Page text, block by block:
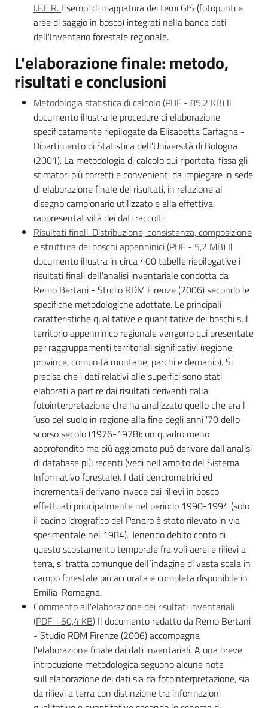
I.F.E.R. Esempi di mappatura dei temi GIS (fotopunti e
aree di saggio in bosco) integrati nella banca dati
dell'Inventario forestale regionale.
L'elaborazione finale: metodo,
risultati e conclusioni
Metodologia statistica di calcolo(PDF - 85,2 KB) Il
documento illustra le procedure di elaborazione
specificatamente riepilogate da Elisabetta Carfagna -
Dipartimento di Statistica dell'Università di Bologna
(2001). La metodologia di calcolo qui riportata, fissa gli
stimatori più corretti e convenienti da impiegare in sede
di elaborazione finale dei risultati, in relazione al
disegno campionario utilizzato e alla effettiva
rappresentatività dei dati raccolti.
Risultati finali. Distribuzione, consistenza, composizione
e struttura dei boschi appenninici(PDF - 5,2 MB) Il
documento illustra in circa 400 tabelle riepilogative i
risultati finali dell'analisi inventariale condotta da
Remo Bertani - Studio RDM Firenze (2006) secondo le
specifiche metodologiche adottate. Le principali
caratteristiche qualitative e quantitative dei boschi sul
territorio appenninico regionale vengono qui presentate
per raggruppamenti territoriali significativi (regione,
province, comunità montane, parchi e demanio). Si
precisa che i dati relativi alle superfici sono stati
elaborati a partire dai risultati derivanti dalla
fotointerpretazione che ha analizzato quello che era l
´uso del suolo in regione alla fine degli anni '70 dello
scorso secolo (1976-1978): un quadro meno
approfondito ma più aggiornato può derivare dall'analisi
di database più recenti (vedi nell'ambito del Sistema
Informativo forestale). I dati dendrometrici ed
incrementali derivano invece dai rilievi in bosco
effettuati principalmente nel periodo 1990-1994 (solo
il bacino idrografico del Panaro è stato rilevato in via
sperimentale nel 1984). Tenendo debito conto di
questo scostamento temporale fra voli aerei e rilievi a
terra, si tratta comunque dell´indagine di vasta scala in
campo forestale più accurata e completa disponibile in
Emilia-Romagna.
Commento all'elaborazione dei risultati inventariali
(PDF - 50,4 KB) Il documento redatto da Remo Bertani
- Studio RDM Firenze (2006) accompagna
l'elaborazione finale dai dati inventariali. A una breve
introduzione metodologica seguono alcune note
sull'elaborazione dei dati sia da fotointerpretazione, sia
da rilievi a terra con distinzione tra informazioni